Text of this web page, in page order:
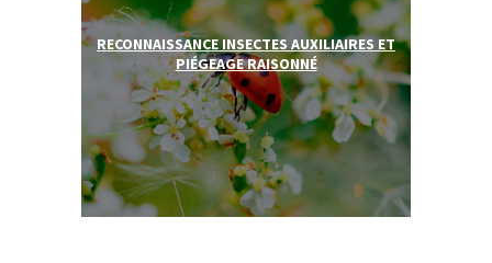
RECONNAISSANCE INSECTES AUXILIAIRES ET
PIÉGEAGE RAISONNÉ